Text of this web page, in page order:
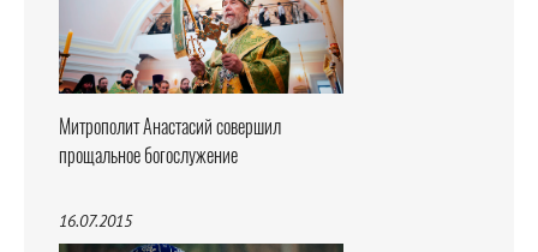
Митрополит Анастасий совершил
прощальное богослужение
16.07.2015